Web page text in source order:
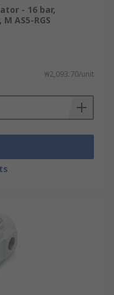
- 16 bar,
AS5-RGS
₩2,093.70/unit